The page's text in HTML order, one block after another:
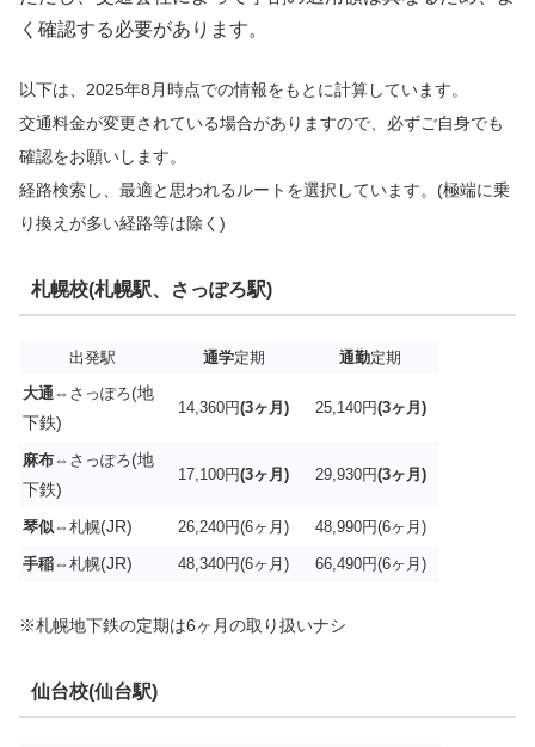
く確認する必要があります。
以下は、2025年8月時点での情報をもとに計算しています。
交通料金が変更されている場合がありますので、必ずご自身でも
確認をお願いします。
経路検索し、最適と思われるルートを選択しています。(極端に乗
り換えが多い経路等は除く)
札幌校(札幌駅、さっぽろ駅)
出発駅 通学定期 通勤定期
大通 ⇔さっぽろ(地
下鉄)
14,360円(3ヶ月) 25,140円(3ヶ月)
麻布 ⇔さっぽろ(地
下鉄)
17,100円(3ヶ月) 29,930円(3ヶ月)
琴似 ⇔札幌(JR) 26,240円(6ヶ月) 48,990円(6ヶ月)
手稲 ⇔札幌(JR) 48,340円(6ヶ月) 66,490円(6ヶ月)
※札幌地下鉄の定期は6ヶ月の取り扱いナシ
仙台校(仙台駅)